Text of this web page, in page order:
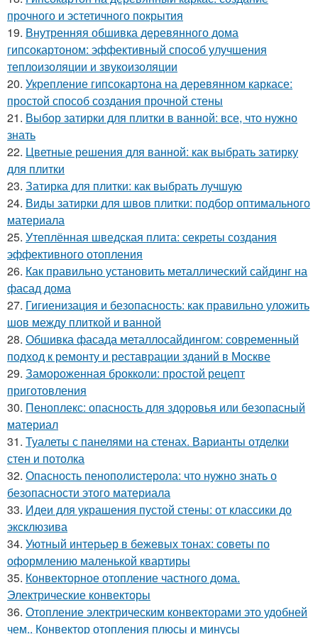
прочного и эстетичного покрытия
19. Внутренняя обшивка деревянного дома
гипсокартоном: эффективный способ улучшения
теплоизоляции и звукоизоляции
20. Укрепление гипсокартона на деревянном каркасе:
простой способ создания прочной стены
21. Выбор затирки для плитки в ванной: все, что нужно
знать
22. Цветные решения для ванной: как выбрать затирку
для плитки
23. Затирка для плитки: как выбрать лучшую
24. Виды затирки для швов плитки: подбор оптимального
материала
25. Утеплённая шведская плита: секреты создания
эффективного отопления
26. Как правильно установить металлический сайдинг на
фасад дома
27. Гигиенизация и безопасность: как правильно уложить
шов между плиткой и ванной
28. Обшивка фасада металлосайдингом: современный
подход к ремонту и реставрации зданий в Москве
29. Замороженная брокколи: простой рецепт
приготовления
30. Пеноплекс: опасность для здоровья или безопасный
материал
31. Туалеты с панелями на стенах. Варианты отделки
стен и потолка
32. Опасность пенополистерола: что нужно знать о
безопасности этого материала
33. Идеи для украшения пустой стены: от классики до
эксклюзива
34. Уютный интерьер в бежевых тонах: советы по
оформлению маленькой квартиры
35. Конвекторное отопление частного дома.
Электрические конвекторы
36. Отопление электрическим конвекторами это удобней
чем.. Конвектор отопления плюсы и минусы